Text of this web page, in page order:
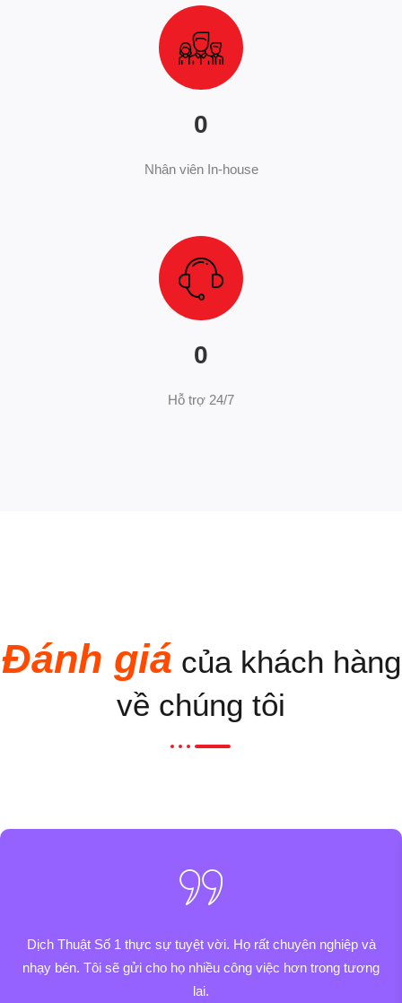
0
Nhân viên In-house
0
Hỗ trợ 24/7
Đánh giá của khách hàng
về chúng tôi​
Dịch Thuật Số 1 thực sự tuyệt vời. Họ rất chuyên nghiệp và
nhạy bén. Tôi sẽ gửi cho họ nhiều công việc hơn trong tương
lai.